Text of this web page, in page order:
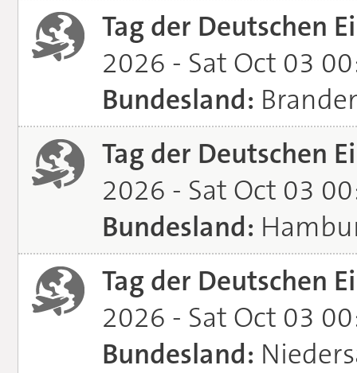
Tag der Deutschen
2026 - Sat Oct 03
Bundesland:
Tag der Deutschen
2026 - Sat Oct 03
Bundesland:
Tag der Deutschen
2026 - Sat Oct 03
Bundesland: